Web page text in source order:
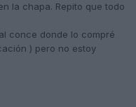
la chapa. Repito que todo
conce donde lo compré
) pero no estoy